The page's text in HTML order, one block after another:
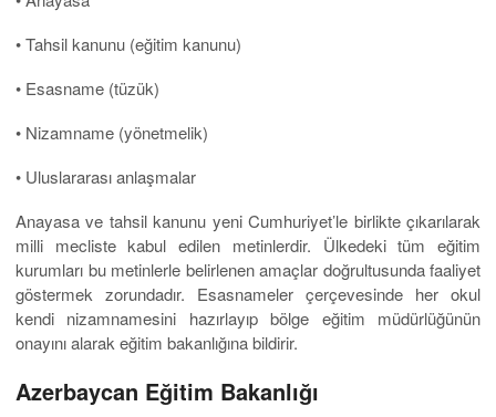
• Tahsil kanunu (eğitim kanunu)
• Esasname (tüzük)
• Nizamname (yönetmelik)
• Uluslararası anlaşmalar
Anayasa ve tahsil kanunu yeni Cumhuriyet’le birlikte çıkarılarak
milli mecliste kabul edilen metinlerdir. Ülkedeki tüm eğitim
kurumları bu metinlerle belirlenen amaçlar doğrultusunda faaliyet
göstermek zorundadır. Esasnameler çerçevesinde her okul
kendi nizamnamesini hazırlayıp bölge eğitim müdürlüğünün
onayını alarak eğitim bakanlığına bildirir.
Azerbaycan Eğitim Bakanlığı